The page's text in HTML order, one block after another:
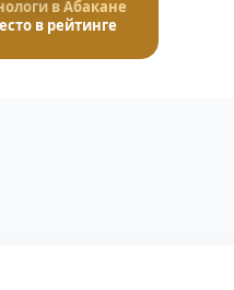
в Абакане
в рейтинге